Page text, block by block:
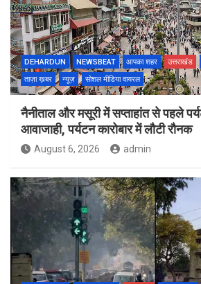
DEHARDUN NEWSBEAT आपका शहर उत्तराखंड
ताज़ा ख़बर
न्यूज़ सोशल मीडिया वायरल
नैनीताल और मसूरी में सप्ताहांत से पहले
आवाजाही, पर्यटन कारोबार में लौटी रौनक
August 6, 2026 admin